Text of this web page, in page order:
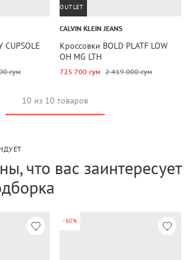
CUPSOLE
сум
OUTLET
CALVIN KLEIN JEANS
Кроссовки BOLD PLATF LOW
OH MG LTH
725 700 сум 2 419 000 сум
10 из 10 товаров
что вас заинтересует
-60%